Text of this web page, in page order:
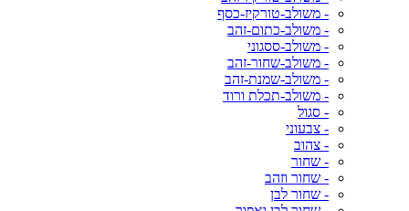
- משולב-טורקיז-כסף
- משולב-כתום-זהב
- משולב-ססגוני
- משולב-שחור-זהב
- משולב-שמנת-זהב
- משולב-תכלת ורוד
- סגול
- צבעוני
- צהוב
- שחור
- שחור וזהב
- שחור לבן